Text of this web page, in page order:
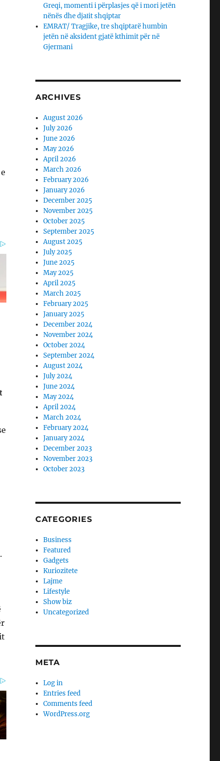
Greqi, momenti i përplasjes që i mori jetën
nënës dhe djaΙit shqiptar
EMRAT/ Tragjike, tre shqiptarë humbin
jetën në aksident gjatë kthimit për në
Gjermani
ARCHIVES
August 2026
July 2026
June 2026
May 2026
April 2026
March 2026
February 2026
January 2026
December 2025
November 2025
October 2025
September 2025
August 2025
July 2025
June 2025
May 2025
April 2025
March 2025
February 2025
January 2025
December 2024
November 2024
October 2024
September 2024
August 2024
July 2024
June 2024
May 2024
April 2024
March 2024
February 2024
January 2024
December 2023
November 2023
October 2023
CATEGORIES
Business
Featured
Gadgets
Kuriozitete
Lajme
Lifestyle
Show biz
Uncategorized
META
Log in
Entries feed
Comments feed
WordPress.org